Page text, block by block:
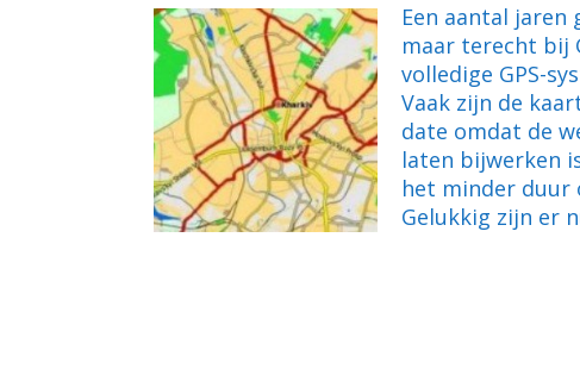
Een aantal jaren
maar terecht bij
volledige GPS-
Vaak zijn de
date omdat de
laten bijwerken
het minder duur
Gelukkig zijn er